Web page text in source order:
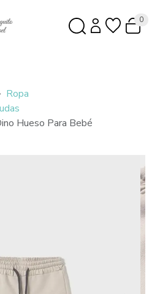
0
Ropa
Hueso Para Bebé